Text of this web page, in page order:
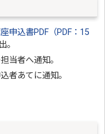
申込書PDF（PDF：15
。
当者へ通知。
者あてに通知。